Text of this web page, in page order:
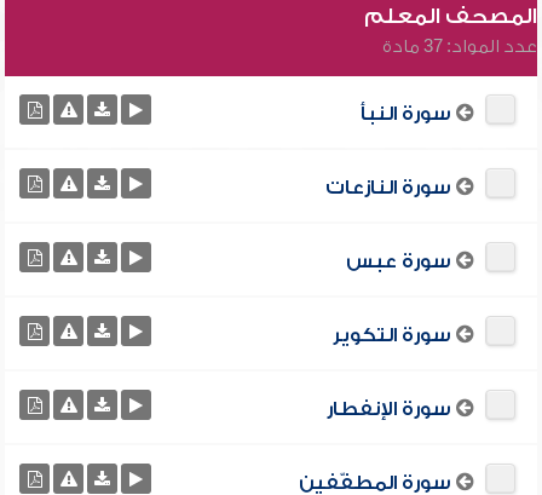
المصحف المعلم
عدد المواد: 37 مادة
سورة النبأ
سورة النازعات
سورة عبس
سورة التكوير
سورة الإنفطار
سورة المطفّفين